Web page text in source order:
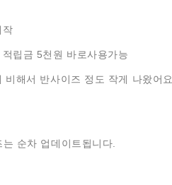
작
립금 5천원 바로사용가능
비해서 반사이즈 정도 작게 나왔어요.
순차 업데이트됩니다.